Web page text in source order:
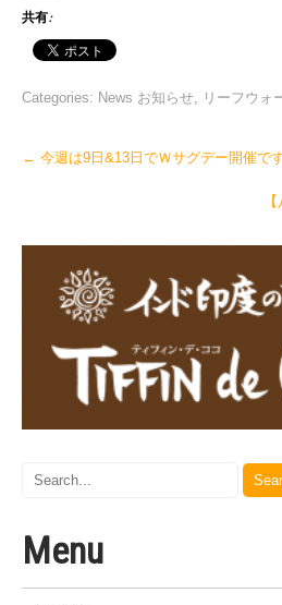
共有:
Categories: News お知らせ, リーフウォ
Post
← 今週は9日&13日でＷサグデー開催で
Menu